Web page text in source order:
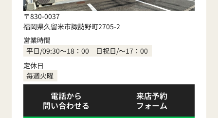
〒830-0037
福岡県久留米市諏訪野町2705-2
営業時間
平日/09:30～18：00 日祝日/～17：00
定休日
毎週火曜
電話から
問い合わせる
来店予約
フォーム